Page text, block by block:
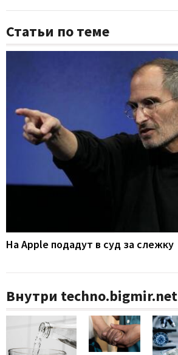
Статьи по теме
На Apple подадут в суд за слежку
Внутри techno.bigmir.net